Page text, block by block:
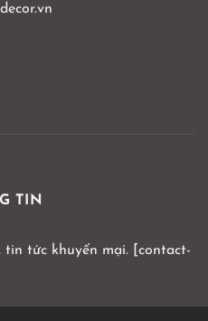
TIN
tức khuyến mại. [contact-